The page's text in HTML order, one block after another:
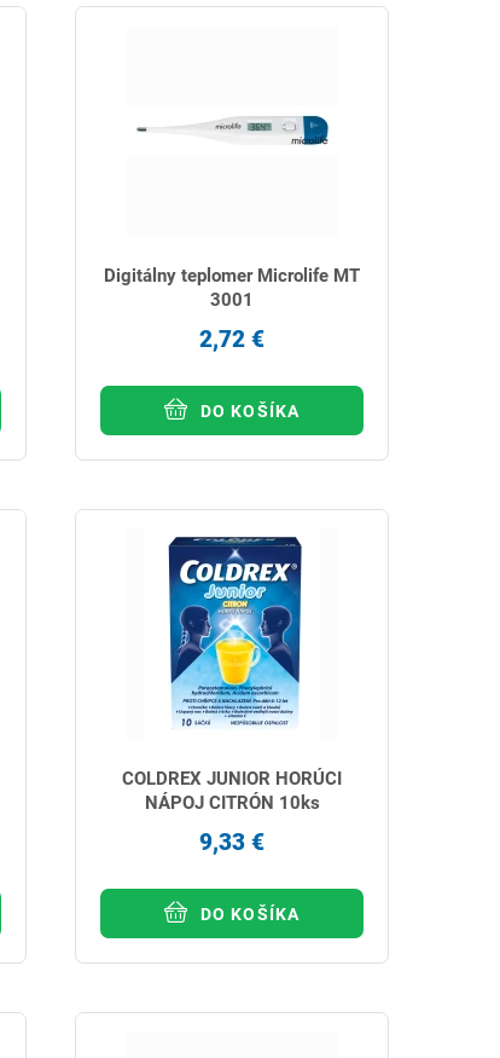
Digitálny teplomer Microlife MT
3001
2,72 €
DO KOŠÍKA
COLDREX JUNIOR HORÚCI
NÁPOJ CITRÓN 10ks
9,33 €
DO KOŠÍKA